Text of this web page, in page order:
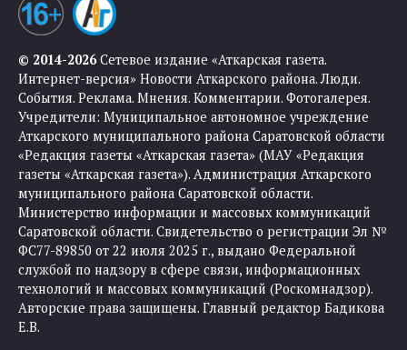
© 2014-2026Сетевое издание «Аткарская газета.
Интернет-версия» Новости Аткарского района. Люди.
События. Реклама. Мнения. Комментарии. Фотогалерея.
Учредители: Муниципальное автономное учреждение
Аткарского муниципального района Саратовской области
«Редакция газеты «Аткарская газета» (МАУ «Редакция
газеты «Аткарская газета»). Администрация Аткарского
муниципального района Саратовской области.
Министерство информации и массовых коммуникаций
Саратовской области. Свидетельство о регистрации Эл №
ФС77-89850 от 22 июля 2025 г., выдано Федеральной
службой по надзору в сфере связи, информационных
технологий и массовых коммуникаций (Роскомнадзор).
Авторские права защищены. Главный редактор Бадикова
Е.В.